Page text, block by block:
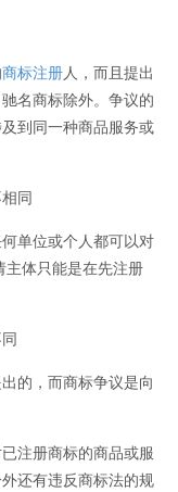
商标注册人，而且提出
名商标除外。争议的
到同一种商品服务或
同
单位或个人都可以对
体只能是在先注册
的，而商标争议是向
注册商标的商品或服
还有违反商标法的规